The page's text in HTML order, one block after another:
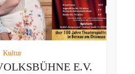
Kultur
E.V.